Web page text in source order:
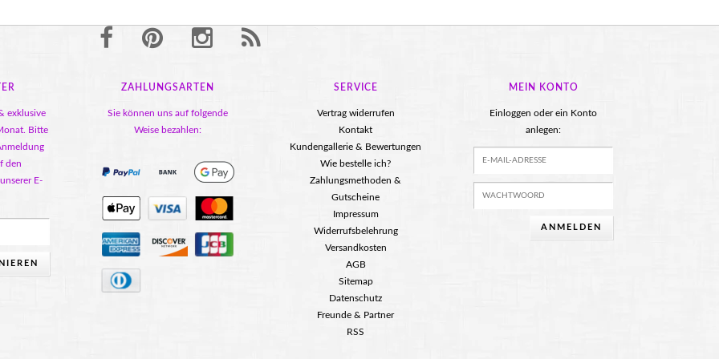
exklusive
Bitte
den
E-
ZAHLUNGSARTEN
Sie können uns auf folgende
Weise bezahlen:
SERVICE
Vertrag widerrufen
Kontakt
Kundengallerie & Bewertungen
Wie bestelle ich?
Zahlungsmethoden &
Gutscheine
Impressum
Widerrufsbelehrung
Versandkosten
AGB
Sitemap
Datenschutz
Freunde & Partner
RSS
MEIN KONTO
Einloggen oder ein Konto
anlegen:
ANMELDEN